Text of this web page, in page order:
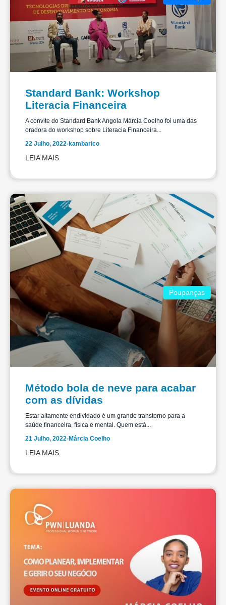
Standard Bank: Workshop
Literacia Financeira
A convite do Standard Bank Angola Márcia Coelho foi uma das
oradora do workshop sobre Literacia Financeira...
22 Julho, 2022-kambarico
LEIA MAIS
Poupanças
Método bola de neve para acabar
com as dívidas
Estar altamente endividado é um grande transtorno para a
saúde financeira, física e mental. Quem está...
21 Julho, 2022-Márcia Coelho
LEIA MAIS